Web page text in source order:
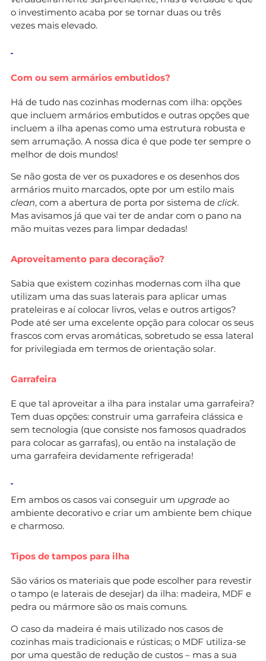
o investimento acaba por se tornar duas ou três
vezes mais elevado.
Com ou sem armários embutidos?
Há de tudo nas cozinhas modernas com ilha: opções
que incluem armários embutidos e outras opções que
incluem a ilha apenas como uma estrutura robusta e
sem arrumação. A nossa dica é que pode ter sempre o
melhor de dois mundos!
Se não gosta de ver os puxadores e os desenhos dos
armários muito marcados, opte por um estilo mais
clean, com a abertura de porta por sistema de click.
Mas avisamos já que vai ter de andar com o pano na
mão muitas vezes para limpar dedadas!
Aproveitamento para decoração?
Sabia que existem cozinhas modernas com ilha que
utilizam uma das suas laterais para aplicar umas
prateleiras e aí colocar livros, velas e outros artigos?
Pode até ser uma excelente opção para colocar os seus
frascos com ervas aromáticas, sobretudo se essa lateral
for privilegiada em termos de orientação solar.
Garrafeira
E que tal aproveitar a ilha para instalar uma garrafeira?
Tem duas opções: construir uma garrafeira clássica e
sem tecnologia (que consiste nos famosos quadrados
para colocar as garrafas), ou então na instalação de
uma garrafeira devidamente refrigerada!
Em ambos os casos vai conseguir um upgrade ao
ambiente decorativo e criar um ambiente bem chique
e charmoso.
Tipos de tampos para ilha
São vários os materiais que pode escolher para revestir
o tampo (e laterais de desejar) da ilha: madeira, MDF e
pedra ou mármore são os mais comuns.
O caso da madeira é mais utilizado nos casos de
cozinhas mais tradicionais e rústicas; o MDF utiliza-se
por uma questão de redução de custos – mas a sua